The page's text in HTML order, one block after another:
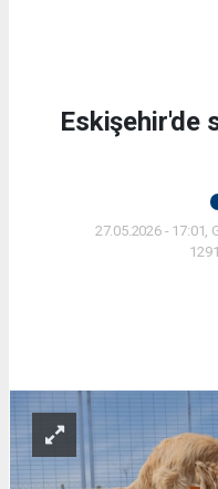
Eskişehir'de
27.05.2026 - 17:01,